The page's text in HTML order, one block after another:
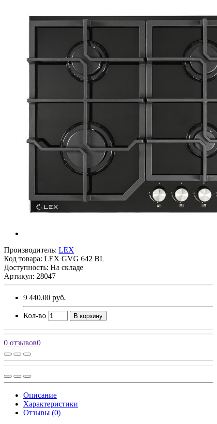
Производитель: LEX
Код товара: LEX GVG 642 BL
Доступность: На складе
Артикул: 28047
9 440.00 руб.
Кол-во В корзину
0 отзывов0
Описание
Характеристики
Отзывы (0)